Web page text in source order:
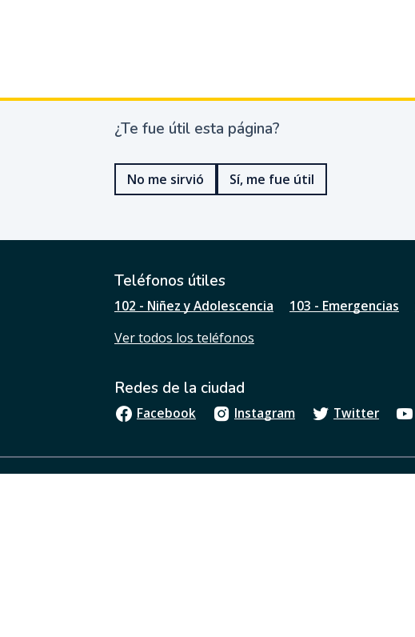
¿
e
u
t
l
s
a
g
i
n
?
¿Te fue útil esta página?
No me sirvió Sí, me fue útil
Teléfonos útiles
102 - Niñez y Adolescencia 103 - Emergencias
Ver todos los teléfonos
Redes de la ciudad
Facebook Instagram Twitter